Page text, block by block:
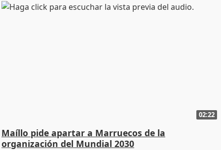
02:22
Maíllo pide apartar a Marruecos de la
organización del Mundial 2030